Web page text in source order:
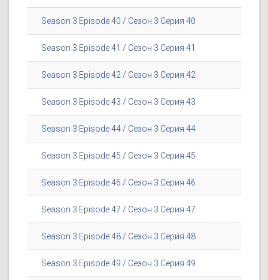
Season 3 Episode 40 / Сезон 3 Серия 40
Season 3 Episode 41 / Сезон 3 Серия 41
Season 3 Episode 42 / Сезон 3 Серия 42
Season 3 Episode 43 / Сезон 3 Серия 43
Season 3 Episode 44 / Сезон 3 Серия 44
Season 3 Episode 45 / Сезон 3 Серия 45
Season 3 Episode 46 / Сезон 3 Серия 46
Season 3 Episode 47 / Сезон 3 Серия 47
Season 3 Episode 48 / Сезон 3 Серия 48
Season 3 Episode 49 / Сезон 3 Серия 49